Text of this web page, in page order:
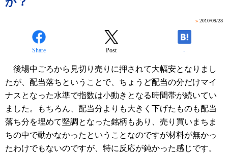
» 2010/09/28
Share Post -
後場中ごろから見切り売りに押されて大幅安となりまし
たが、配当落ちということで、ちょうど配当の分だけマイ
ナスとなった水準で指数は小動きとなる時間帯が続いてい
ました。もちろん、配当分よりも大きく下げたものも配当
落ち分を埋めて堅調となった銘柄もあり、売り買いまちま
ちの中で動かなかったということなのですが材料が無かっ
たわけでもないのですが、特に反応が鈍かった感じです。